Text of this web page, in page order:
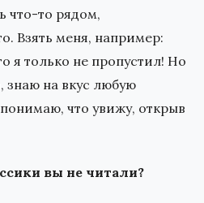
что-то рядом,
Взять меня, например:
я только не пропустил! Но
знаю на вкус любую
что увижу, открыв
вы не читали?